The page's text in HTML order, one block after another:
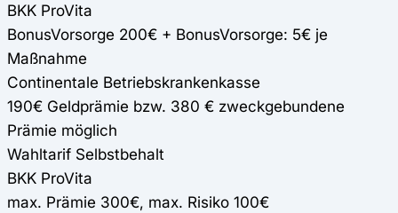
BKK ProVita
BonusVorsorge 200€ + BonusVorsorge: 5€ je
Maßnahme
Continentale Betriebskrankenkasse
190€ Geldprämie bzw. 380 € zweckgebundene
Prämie möglich
Wahltarif Selbstbehalt
BKK ProVita
max. Prämie 300€, max. Risiko 100€